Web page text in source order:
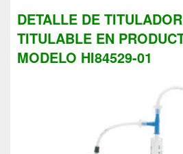
DETALLE DE
TITULABLE EN
MODELO HI84529-01